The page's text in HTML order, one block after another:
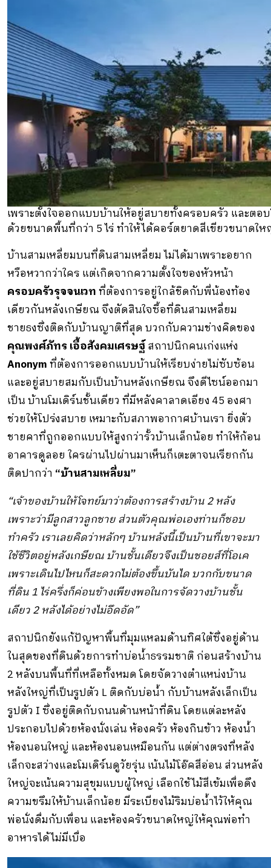
เพราะตั้งใจออกแบบบ้านให้อยู่สบายทั้งครอบครัว และต
ด้วยขนาดพื้นที่กว่า 5 ไร่ ทำให้ได้คอร์ตยาดสีเขียวขนาดใ
บ้านสามเหลี่ยมบนที่ดินสามเหลี่ยม ไม่ได้มาเพราะอยาก
หวือหวากว่าใคร แต่เกิดจากความตั้งใจของหัวหน้า
ครอบครัวรุจจนเวทที่ต้องการอยู่ใกล้ชิดกับพี่น้องท้อง
เดียวกันหลังเกษียณ จึงตัดสินใจซื้อที่ดินสามเหลี่ยม
ชายธงซึ่งติดกับบ้านญาติที่สุด บวกกับความช่างคิดของ
คุณพงศ์ภัทร เอื้อสังคมเศรษฐ์สถาปนิกคนเก่งแห่ง
Anonymที่ต้องการออกแบบบ้านให้เรียบง่ายไม่ซับซ้อน
และอยู่สบายสมกับเป็นบ้านหลังเกษียณ จึงดีไซน์ออกมา
เป็น บ้านโมเดิร์นชั้นเดียว ที่มีหลังคาลาดเอียง 45 องศา
ช่วยให้โปร่งสบาย เหมาะกับสภาพอากาศบ้านเรา ยิ่งตัว
ชายคาที่ถูกออกแบบให้สูงกว่ารั้วบ้านเล็กน้อย ทำให้ก้อน
อาคารดูลอย ใครผ่านไปผ่านมาเห็นก็เตะตาจนเรียกกัน
ติดปากว่า “บ้านสามเหลี่ยม”
“เจ้าของบ้านให้โจทย์มาว่าต้องการสร้างบ้าน 2 หลัง
เพราะว่ามีลูกสาวลูกชาย ส่วนตัวคุณพ่อเองท่านก็ชอบ
ทำครัว เราเลยคิดว่าหลักๆ บ้านหลังนี้เป็นบ้านที่เขาจะมา
ใช้ชีวิตอยู่หลังเกษียณ บ้านชั้นเดียวจึงเป็นชอยส์ที่โอเค
เพราะเดินไปไหนก็สะดวกไม่ต้องขึ้นบันได บวกกับขนาด
ที่ดิน 1 ไร่ครึ่งก็ค่อนข้างเพียงพอในการจัดวางบ้านชั้น
เดียว 2 หลังได้อย่างไม่อึดอัด”
สถาปนิกยังแก้ปัญหาพื้นที่มุมแหลมด้านทิศใต้ซึ่งอยู่ด้าน
ในสุดของที่ดินด้วยการทำบ่อน้ำธรรมชาติ ก่อนสร้างบ้าน
2 หลังบนพื้นที่ที่เหลือทั้งหมด โดยจัดวางตำแหน่งบ้าน
หลังใหญ่ที่เป็นรูปตัว L ติดกับบ่อน้ำ กับบ้านหลังเล็กเป็น
รูปตัว I ซึ่งอยู่ติดกับถนนด้านหน้าที่ดิน โดยแต่ละหลัง
ประกอบไปด้วยห้องนั่งเล่น ห้องครัว ห้องกินข้าว ห้องน้ำ
ห้องนอนใหญ่ และห้องนอนเหมือนกัน แต่ต่างตรงที่หลัง
เล็กจะสว่างและโมเดิร์นดูวัยรุ่น เน้นไม้โอ๊คสีอ่อน ส่วนหลัง
ใหญ่จะเน้นความสุขุมแบบผู้ใหญ่ เลือกใช้ไม้สีเข้มเพื่อดึง
ความขรึมให้บ้านเล็กน้อย มีระเบียงไม้ริมบ่อน้ำไว้ให้คุณ
พ่อนั่งดื่มกับเพื่อน และห้องครัวขนาดใหญ่ให้คุณพ่อทำ
อาหารได้ไม่มีเบื่อ